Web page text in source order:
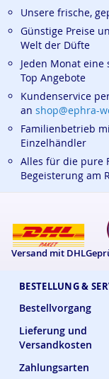
BESTELLUNG &
Bestellvorgang
Lieferung und
Versandkosten
Zahlungsarten
Unsere frische,
Günstige Preise
Welt der Düfte
Jeden Monat
Top Angebote
Kundenservice
an shop@ephra-
Familienbetrieb
Einzelhändler
Alles für die pure
Begeisterung am
Versand mit DHL